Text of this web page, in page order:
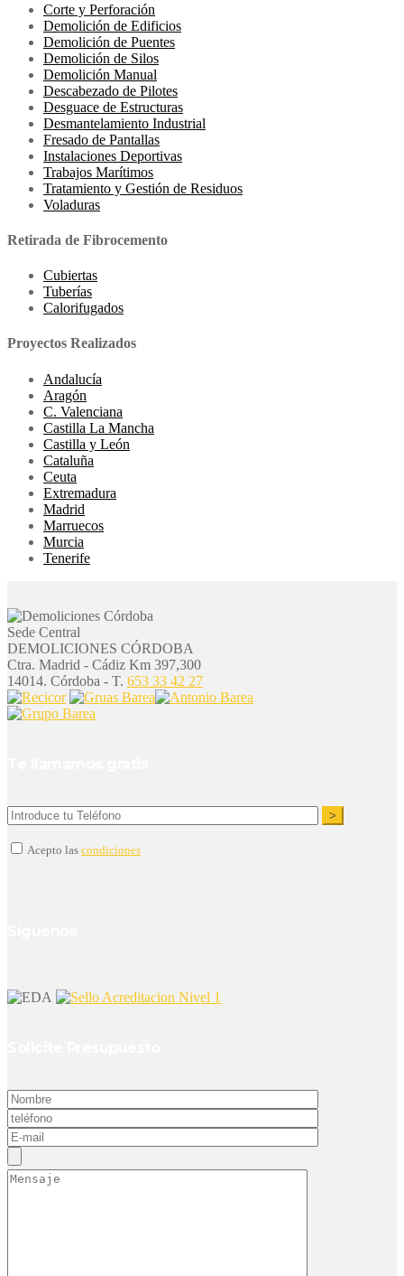
Corte y Perforación
Demolición de Edificios
Demolición de Puentes
Demolición de Silos
Demolición Manual
Descabezado de Pilotes
Desguace de Estructuras
Desmantelamiento Industrial
Fresado de Pantallas
Instalaciones Deportivas
Trabajos Marítimos
Tratamiento y Gestión de Residuos
Voladuras
Retirada de Fibrocemento
Cubiertas
Tuberías
Calorifugados
Proyectos Realizados
Andalucía
Aragón
C. Valenciana
Castilla La Mancha
Castilla y León
Cataluña
Ceuta
Extremadura
Madrid
Marruecos
Murcia
Tenerife
Sede Central
DEMOLICIONES CÓRDOBA
Ctra. Madrid - Cádiz Km 397,300
14014. Córdoba - T. 653 33 42 27
Acepto las condiciones